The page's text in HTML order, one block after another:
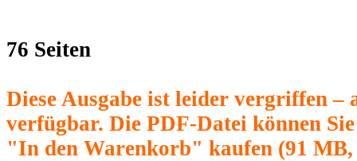
76 Seiten
Diese Ausgabe ist leider vergriffen –
verfügbar. Die PDF-Datei können
"In den Warenkorb" kaufen (91